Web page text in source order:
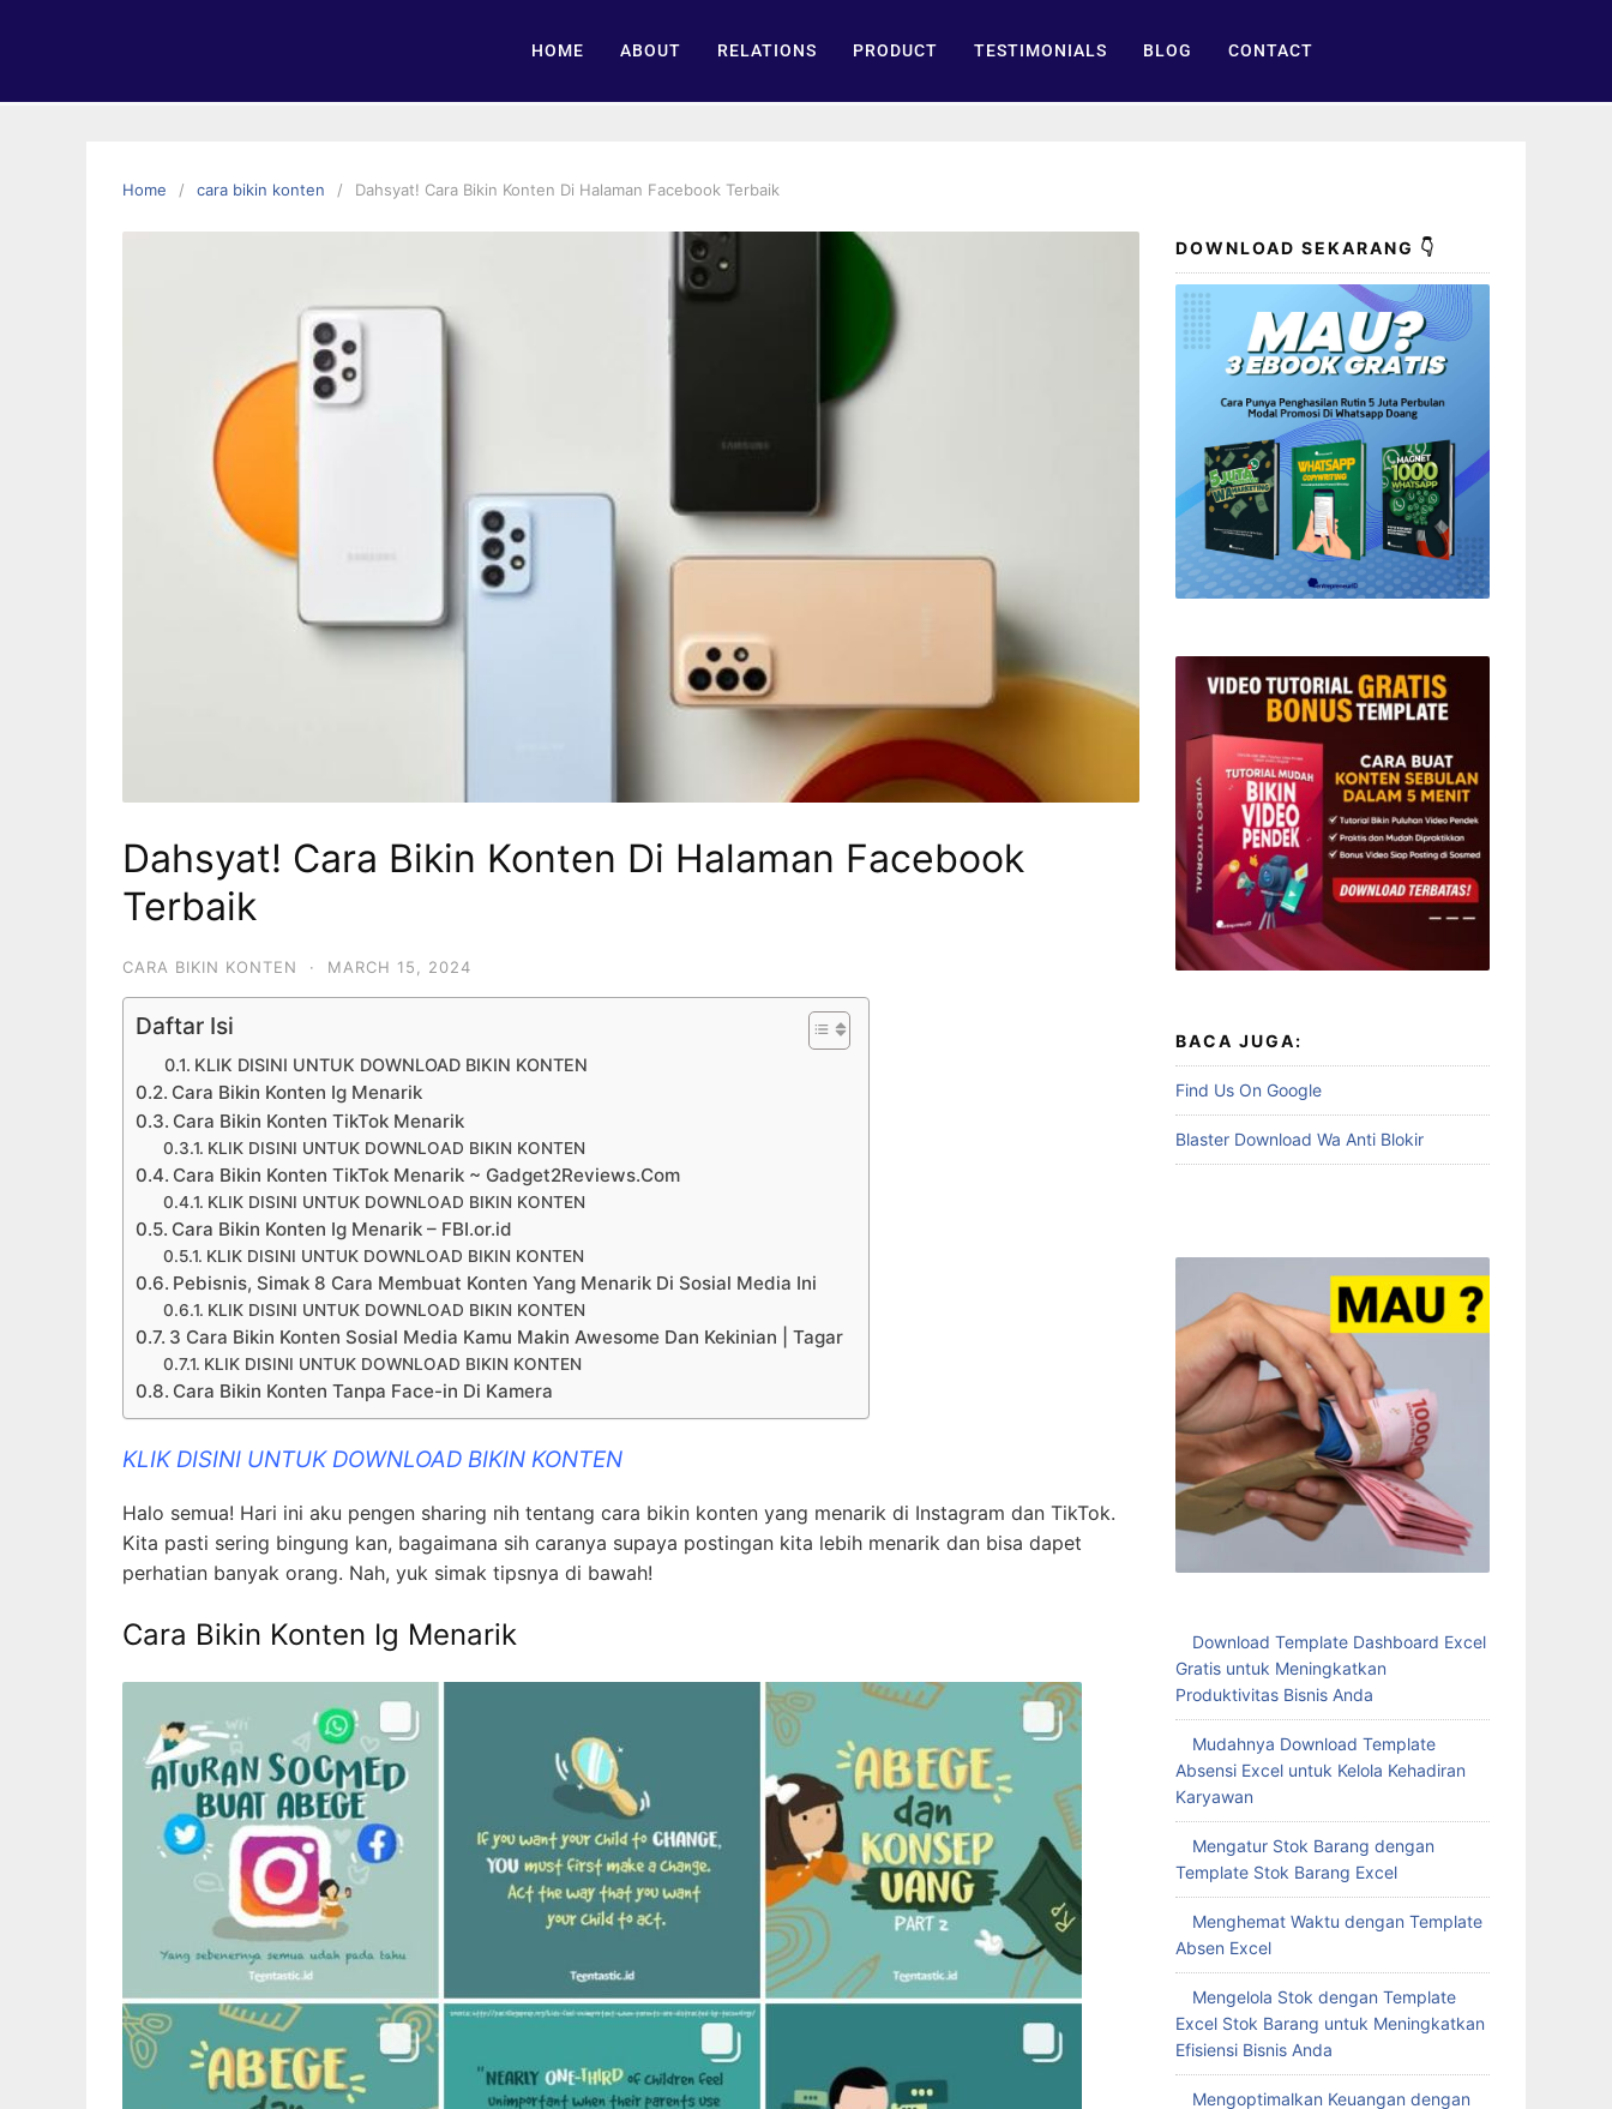
HOME ABOUT RELATIONS PRODUCT TESTIMONIALS BLOG CONTACT
Home cara bikin konten Dahsyat! Cara Bikin Konten Di Halaman Facebook Terbaik
Dahsyat! Cara Bikin Konten Di Halaman Facebook
Terbaik
CARA BIKIN KONTEN · MARCH 15, 2024
Daftar Isi
KLIK DISINI UNTUK DOWNLOAD BIKIN KONTEN
Cara Bikin Konten Ig Menarik
Cara Bikin Konten TikTok Menarik
KLIK DISINI UNTUK DOWNLOAD BIKIN KONTEN
Cara Bikin Konten TikTok Menarik ~ Gadget2Reviews.Com
KLIK DISINI UNTUK DOWNLOAD BIKIN KONTEN
Cara Bikin Konten Ig Menarik – FBI.or.id
KLIK DISINI UNTUK DOWNLOAD BIKIN KONTEN
Pebisnis, Simak 8 Cara Membuat Konten Yang Menarik Di Sosial Media Ini
KLIK DISINI UNTUK DOWNLOAD BIKIN KONTEN
3 Cara Bikin Konten Sosial Media Kamu Makin Awesome Dan Kekinian | Tagar
KLIK DISINI UNTUK DOWNLOAD BIKIN KONTEN
Cara Bikin Konten Tanpa Face-in Di Kamera
KLIK DISINI UNTUK DOWNLOAD BIKIN KONTEN
Halo semua! Hari ini aku pengen sharing nih tentang cara bikin konten yang menarik di Instagram dan TikTok.
Kita pasti sering bingung kan, bagaimana sih caranya supaya postingan kita lebih menarik dan bisa dapet
perhatian banyak orang. Nah, yuk simak tipsnya di bawah!
Cara Bikin Konten Ig Menarik
DOWNLOAD SEKARANG 👇
BACA JUGA:
Find Us On Google
Blaster Download Wa Anti Blokir
Download Template Dashboard Excel
Gratis untuk Meningkatkan
Produktivitas Bisnis Anda
Mudahnya Download Template
Absensi Excel untuk Kelola Kehadiran
Karyawan
Mengatur Stok Barang dengan
Template Stok Barang Excel
Menghemat Waktu dengan Template
Absen Excel
Mengelola Stok dengan Template
Excel Stok Barang untuk Meningkatkan
Efisiensi Bisnis Anda
Mengoptimalkan Keuangan dengan